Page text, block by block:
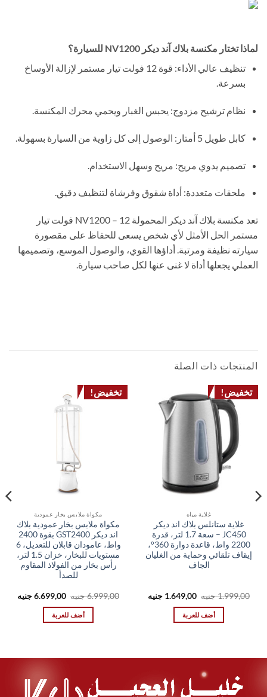
لماذا تختار مكنسة بلاك آند ديكر NV1200 للسيارة؟
تنظيف عالي الأداء: قوة 12 فولت تيار مستمر لإزالة الأوساخ
بسرعة.
نظام ترشيح مزدوج: يحبس الغبار ويحمي محرك المكنسة.
كابل طويل 5 أمتار: الوصول إلى كل زاوية من السيارة بسهولة.
تصميم يدوي مريح: مريح وسهل الاستخدام.
ملحقات متعددة: أداة شقوق وفرشاة لتنظيف دقيق.
تعد مكنسة بلاك آند ديكر المحمولة NV1200 – 12 فولت تيار
مستمر الحل الأمثل لأي شخص يسعى للحفاظ على مقصورة
سيارته نظيفة ومرتبة. أداؤها القوي، والوصول الموسع، وتصميمها
العملي يجعلها أداة لا غنى عنها لكل صاحب سيارة.
المنتجات ذات الصلة
تخفيض!
غلاية مياه
غلاية ستانلس بلاك اند ديكر
JC450 – سعة 1.7 لتر، قدرة
2200 واط، قاعدة دوارة 360°،
إيقاف تلقائي وحماية من الغليان
الجاف
1.999,00جنيه السعر
الأصلي
هو:
1.999,00 EGP.
1.649,00 جنيه
أضف للعربة
تخفيض!
مكواة ملابس بخار عمودية
مكواة ملابس بخار عمودية بلاك
اند ديكر GST2400 بقوة 2400
واط، عامودان قابلان للتعديل، 6
مستويات للبخار، خزان 1.5 لتر،
رأس بخار من الفولاذ المقاوم
للصدأ
6.999,00جنيه السعر
الأصلي
هو:
6.999,00 EGP.
6.699,00جنيه
أضف للعربة